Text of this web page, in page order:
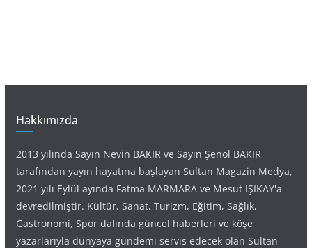
Hakkımızda
2013 yılında Sayın Nevin BAKIR ve Sayın Şenol BAKIR
tarafından yayın hayatına başlayan Sultan Magazin Medya,
2021 yılı Eylül ayında Fatma MARMARA ve Mesut IŞIKAY'a
devredilmiştir. Kültür, Sanat, Turizm, Eğitim, Sağlık,
Gastronomi, Spor dalında güncel haberleri ve köşe
yazarlarıyla dünyaya gündemi servis edecek olan Sultan